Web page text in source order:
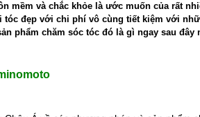
mềm và chắc khỏe là ước muốn của rất
tóc đẹp với chi phí vô cùng tiết kiệm với
phẩm chăm sóc tóc đó là gì ngay sau đây